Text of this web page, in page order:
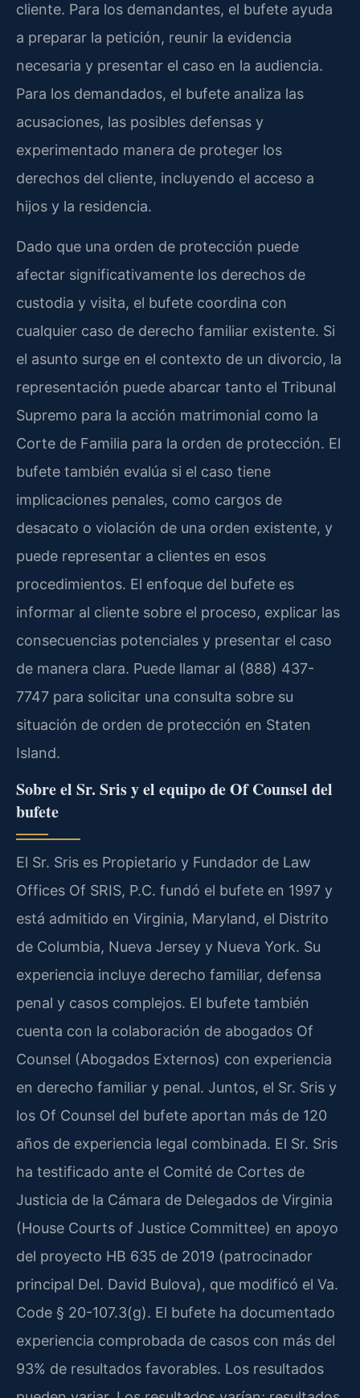
cliente. Para los demandantes, el bufete ayuda
a preparar la petición, reunir la evidencia
necesaria y presentar el caso en la audiencia.
Para los demandados, el bufete analiza las
acusaciones, las posibles defensas y
experimentado manera de proteger los
derechos del cliente, incluyendo el acceso a
hijos y la residencia.
Dado que una orden de protección puede
afectar significativamente los derechos de
custodia y visita, el bufete coordina con
cualquier caso de derecho familiar existente. Si
el asunto surge en el contexto de un divorcio, la
representación puede abarcar tanto el Tribunal
Supremo para la acción matrimonial como la
Corte de Familia para la orden de protección. El
bufete también evalúa si el caso tiene
implicaciones penales, como cargos de
desacato o violación de una orden existente, y
puede representar a clientes en esos
procedimientos. El enfoque del bufete es
informar al cliente sobre el proceso, explicar las
consecuencias potenciales y presentar el caso
de manera clara. Puede llamar al (888) 437-
7747 para solicitar una consulta sobre su
situación de orden de protección en Staten
Island.
Sobre el Sr. Sris y el equipo de Of Counsel del
bufete
El Sr. Sris es Propietario y Fundador de Law
Offices Of SRIS, P.C. fundó el bufete en 1997 y
está admitido en Virginia, Maryland, el Distrito
de Columbia, Nueva Jersey y Nueva York. Su
experiencia incluye derecho familiar, defensa
penal y casos complejos. El bufete también
cuenta con la colaboración de abogados Of
Counsel (Abogados Externos) con experiencia
en derecho familiar y penal. Juntos, el Sr. Sris y
los Of Counsel del bufete aportan más de 120
años de experiencia legal combinada. El Sr. Sris
ha testificado ante el Comité de Cortes de
Justicia de la Cámara de Delegados de Virginia
(House Courts of Justice Committee) en apoyo
del proyecto HB 635 de 2019 (patrocinador
principal Del. David Bulova), que modificó el Va.
Code § 20-107.3(g). El bufete ha documentado
experiencia comprobada de casos con más del
93% de resultados favorables. Los resultados